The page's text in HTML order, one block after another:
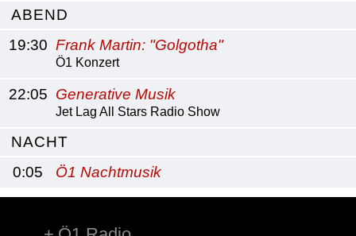
ABEND
19:30 Frank Martin: "Golgotha"
Ö1 Konzert
22:05 Generative Musik
Jet Lag All Stars Radio Show
NACHT
0:05
Ö1 Nachtmusik